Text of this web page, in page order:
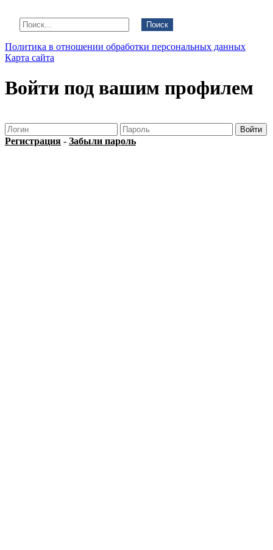
Поиск
Политика в отношении обработки персональных данных
Карта сайта
Войти под вашим профилем
Регистрация - Забыли пароль